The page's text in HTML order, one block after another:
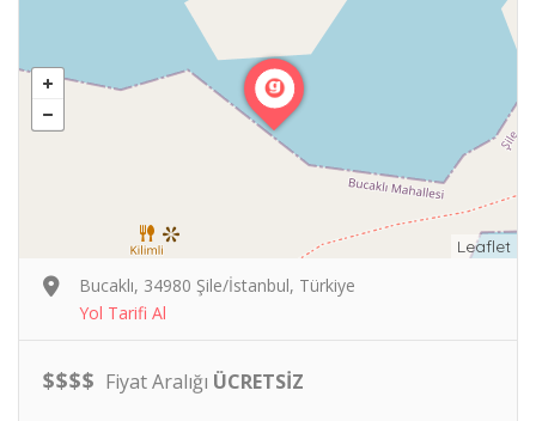
Leaflet
Bucaklı, 34980 Şile/İstanbul, Türkiye
Yol Tarifi Al
$$$$ Fiyat Aralığı ÜCRETSİZ